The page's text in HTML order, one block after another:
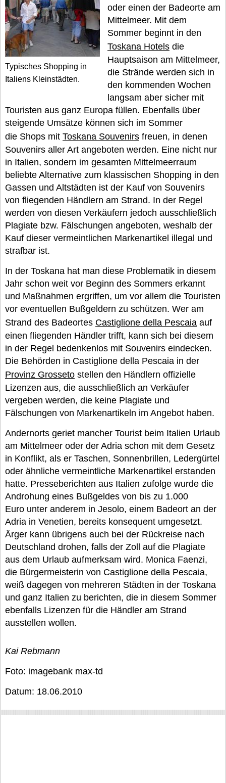
Typisches Shopping in
Italiens Kleinstädten.
oder einen der Badeorte am
Mittelmeer. Mit dem
Sommer beginnt in den
Toskana Hotels die
Hauptsaison am Mittelmeer,
die Strände werden sich in
den kommenden Wochen
langsam aber sicher mit
Touristen aus ganz Europa füllen. Ebenfalls über
steigende Umsätze können sich im Sommer
die Shops mit Toskana Souvenirs freuen, in denen
Souvenirs aller Art angeboten werden. Eine nicht nur
in Italien, sondern im gesamten Mittelmeerraum
beliebte Alternative zum klassischen Shopping in den
Gassen und Altstädten ist der Kauf von Souvenirs
von fliegenden Händlern am Strand. In der Regel
werden von diesen Verkäufern jedoch ausschließlich
Plagiate bzw. Fälschungen angeboten, weshalb der
Kauf dieser vermeintlichen Markenartikel illegal und
strafbar ist.
In der Toskana hat man diese Problematik in diesem
Jahr schon weit vor Beginn des Sommers erkannt
und Maßnahmen ergriffen, um vor allem die Touristen
vor eventuellen Bußgeldern zu schützen. Wer am
Strand des Badeortes Castiglione della Pescaia auf
einen fliegenden Händler trifft, kann sich bei diesem
in der Regel bedenkenlos mit Souvenirs eindecken.
Die Behörden in Castiglione della Pescaia in der
Provinz Grosseto stellen den Händlern offizielle
Lizenzen aus, die ausschließlich an Verkäufer
vergeben werden, die keine Plagiate und
Fälschungen von Markenartikeln im Angebot haben.
Andernorts geriet mancher Tourist beim Italien Urlaub
am Mittelmeer oder der Adria schon mit dem Gesetz
in Konflikt, als er Taschen, Sonnenbrillen, Ledergürtel
oder ähnliche vermeintliche Markenartikel erstanden
hatte. Presseberichten aus Italien zufolge wurde die
Androhung eines Bußgeldes von bis zu 1.000
Euro unter anderem in Jesolo, einem Badeort an der
Adria in Venetien, bereits konsequent umgesetzt.
Ärger kann übrigens auch bei der Rückreise nach
Deutschland drohen, falls der Zoll auf die Plagiate
aus dem Urlaub aufmerksam wird. Monica Faenzi,
die Bürgermeisterin von Castiglione della Pescaia,
weiß dagegen von mehreren Städten in der Toskana
und ganz Italien zu berichten, die in diesem Sommer
ebenfalls Lizenzen für die Händler am Strand
ausstellen wollen.
Kai Rebmann
Foto: imagebank max-td
Datum: 18.06.2010